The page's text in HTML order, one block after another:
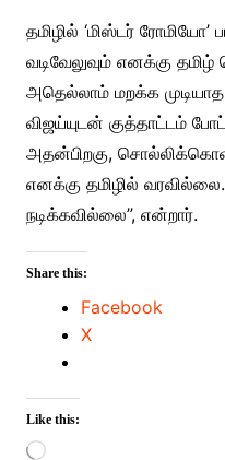
தமிழில் ‘மிஸ்டர் ரோமியோ’
வடிவேலுவும் எனக்கு
அதெல்லாம் மறக்க முடியாத
விஜய்யுடன் குத்தாட்டம்
அதன்பிறகு,
எனக்கு தமிழில்
நடிக்கவில்லை”, என்றார்.
Share this:
Facebook
X
Like this:
Loading…